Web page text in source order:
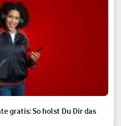
gratis: So holst Du Dir das